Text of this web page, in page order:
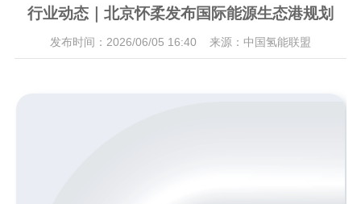
行业动态｜北京怀柔发布国际能源生态港规划
发布时间：2026/06/05 16:40 来源：中国氢能联盟